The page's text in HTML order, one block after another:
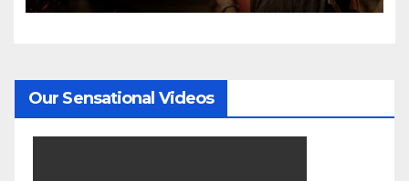
Our Sensational Videos